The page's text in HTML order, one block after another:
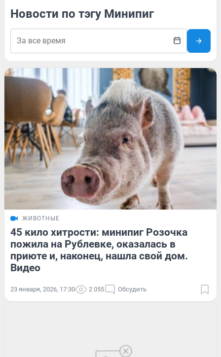
Новости по тэгу Минипиг
ЖИВОТНЫЕ
45 кило хитрости: минипиг Розочка
пожила на Рублевке, оказалась в
приюте и, наконец, нашла свой дом.
Видео
23 января, 2026, 17:30 2 055 Обсудить